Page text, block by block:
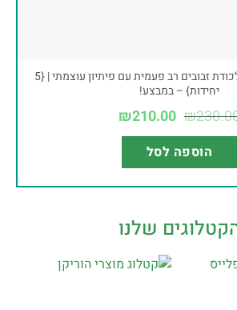
הטורפת הקטנה | מלכודת זבובים רב פעמית עם פיתיון עוצמתי | {5
יחידות} – במבצע!
₪
₪210.00
הוספה לסל
שלנו